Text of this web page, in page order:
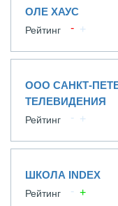
ОЛЕ ХАУС
Рейтинг
ООО САНКТ-
ТЕЛЕВИДЕНИЯ
Рейтинг
ШКОЛА INDEX
Рейтинг